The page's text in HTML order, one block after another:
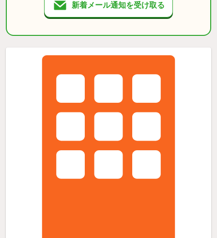
新着メール通知を受け取る